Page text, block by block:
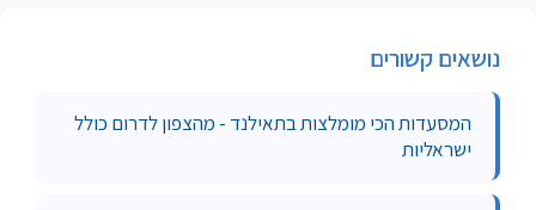
נושאים קשורים
המסעדות הכי מומלצות בתאילנד - מהצפון לדרום כולל
ישראליות